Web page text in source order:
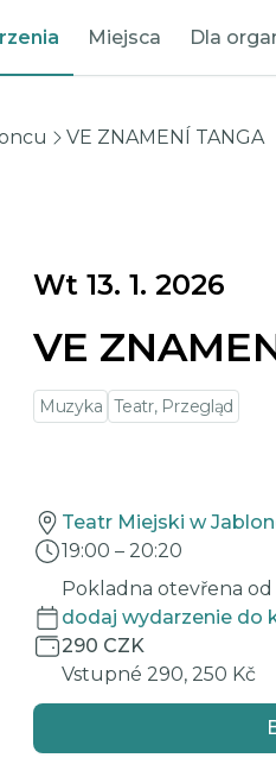
Miejsca Dla
VE ZNAMENÍ TANGA
Wt 13. 1. 2026
VE
Muzyka Teatr, Przegląd
Teatr Miejski w
19:00 – 20:20
Pokladna otevřena od
dodaj wydarzenie do
290 CZK
Vstupné 290, 250 Kč